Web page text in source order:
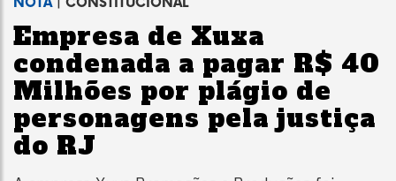
Empresa de Xuxa
condenada a pagar R$ 40
Milhões por plágio de
personagens pela justiça
do RJ